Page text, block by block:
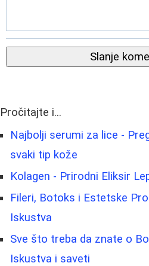
Slanje
Pročitajte i...
Najbolji serumi za lice -
svaki tip kože
Kolagen - Prirodni Eliksir
Fileri, Botoks i Estetske
Iskustva
Sve što treba da znate o
Iskustva i saveti